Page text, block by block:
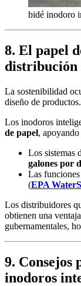
bidé inodoro
8. El papel
distribución
La sostenibilidad
diseño de productos.
Los inodoros
de papel,
Los sistemas
galones por
Las
(EPA
Los distribuidores
obtienen una
gubernamentales,
9. Consejos
inodoros